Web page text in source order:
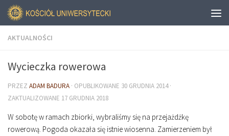
AKTUALNOŚCI
Wycieczka rowerowa
PRZEZ ADAM BADURA · OPUBLIKOWANE 30 GRUDNIA 2014·
ZAKTUALIZOWANE 17 GRUDNIA 2018
W sobotę w ramach zbiorki, wybraliśmy się na przejażdżkę
rowerową. Pogoda okazała się istnie wiosenna. Zamierzeniem był